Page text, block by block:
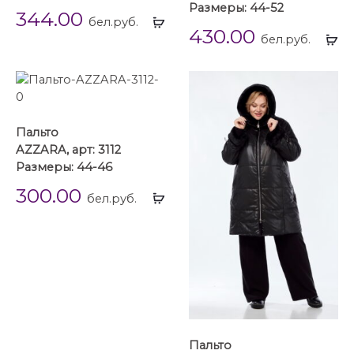
Выбрать
344.00 бел.руб.
Размеры: 44-52
430.00 бел.руб.
Выбрать
Пальто
AZZARA, арт: 3112
Размеры: 44-46
300.00 бел.руб.
Пальто